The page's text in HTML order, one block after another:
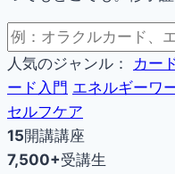
人気のジャンル： カー
ード入門 エネルギーワ
セルフケア
15開講講座
7,500+受講生